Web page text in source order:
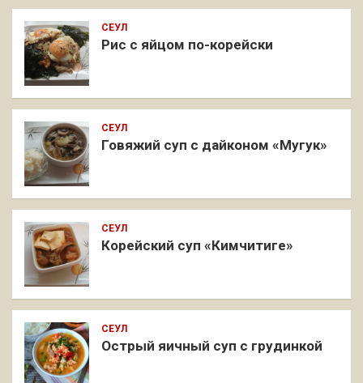
СЕУЛ
Рис с яйцом по-корейски
СЕУЛ
Говяжий суп с дайконом «Мугук»
СЕУЛ
Корейский суп «Кимчитиге»
СЕУЛ
Острый яичный суп с грудинкой